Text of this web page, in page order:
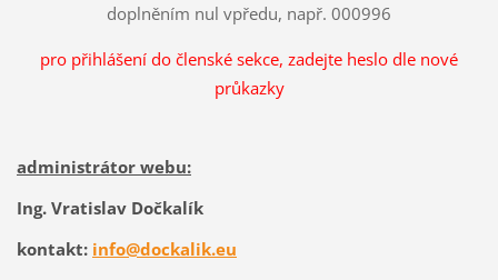
doplněním nul vpředu, např. 000996
pro přihlášení do členské sekce, zadejte heslo dle nové
průkazky
administrátor webu:
Ing. Vratislav Dočkalík
kontakt: info@dockalik.eu